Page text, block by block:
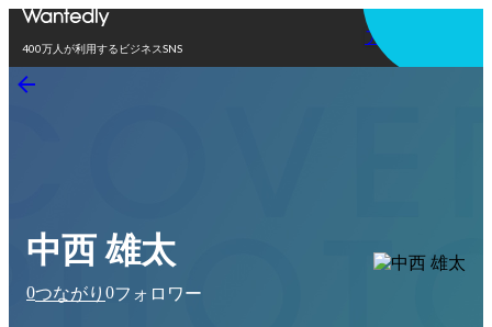
400万人が利用するビジネスSNS
アプリを使う
中西 雄太
0つながり 0フォロワー